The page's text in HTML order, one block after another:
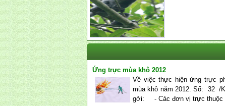
Ứng trực mùa khô 2012
Về việc thực hiện ứng trực
mùa khô năm 2012. Số: 32 /
gởi: - Các đơn vị trực